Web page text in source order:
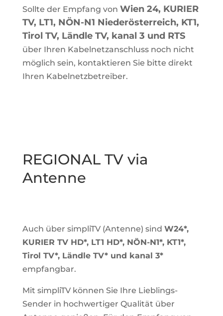
Sollte der Empfang von Wien 24, KURIER
TV, LT1, NÖN-N1 Niederösterreich, KT1,
Tirol TV, Ländle TV, kanal 3 und RTS
über Ihren Kabelnetzanschluss noch nicht
möglich sein, kontaktieren Sie bitte direkt
Ihren Kabelnetzbetreiber.
REGIONAL TV via
Antenne
Auch über simpliTV (Antenne) sind W24*,
KURIER TV HD*, LT1 HD*, NÖN-N1*, KT1*,
Tirol TV*, Ländle TV* und kanal 3*
empfangbar.
Mit simpliTV können Sie Ihre Lieblings-
Sender in hochwertiger Qualität über